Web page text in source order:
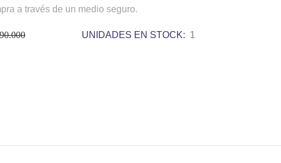
a través de un medio seguro.
UNIDADES EN STOCK: 1